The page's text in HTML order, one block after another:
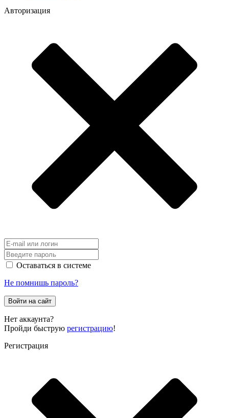
Авторизация
Оставаться в системе
Не помнишь пароль?
Войти на сайт
Нет аккаунта?
Пройди быструю регистрацию!
Регистрация